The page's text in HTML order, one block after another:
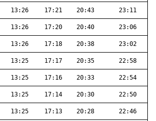
13:26 17:21 20:43 23:11
13:26 17:20 20:40 23:06
13:26 17:18 20:38 23:02
13:25 17:17 20:35 22:58
13:25 17:16 20:33 22:54
13:25 17:14 20:30 22:50
13:25 17:13 20:28 22:46